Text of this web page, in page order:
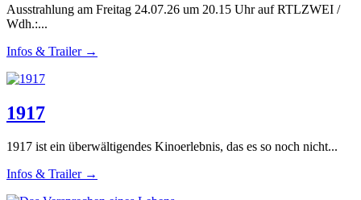
Ausstrahlung am Freitag 24.07.26 um 20.15 Uhr auf RTLZWEI /
Wdh.:...
Infos & Trailer →
1917
1917 ist ein überwältigendes Kinoerlebnis, das es so noch nicht...
Infos & Trailer →